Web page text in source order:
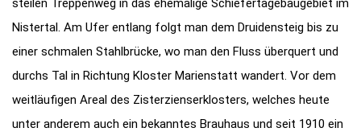
steilen Treppenweg in das ehemalige Schiefertagebaugebiet im
Nistertal. Am Ufer entlang folgt man dem Druidensteig bis zu
einer schmalen Stahlbrücke, wo man den Fluss überquert und
durchs Tal in Richtung Kloster Marienstatt wandert. Vor dem
weitläufigen Areal des Zisterzienserklosters, welches heute
unter anderem auch ein bekanntes Brauhaus und seit 1910 ein